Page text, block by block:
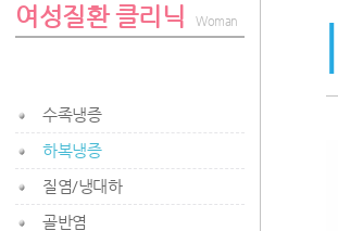
여성질환 클리닉 Woman
수족냉증
하복냉증
질염/냉대하
골반염